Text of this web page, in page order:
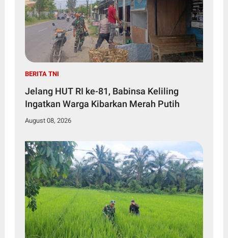
BERITA TNI
Jelang HUT RI ke-81, Babinsa Keliling
Ingatkan Warga Kibarkan Merah Putih
August 08, 2026